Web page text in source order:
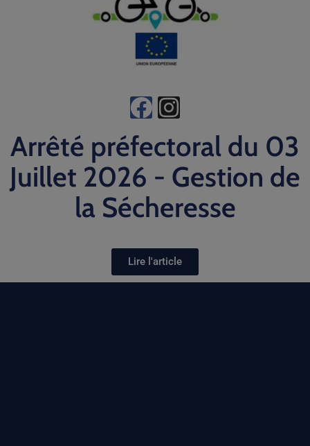
Arrêté préfectoral du 03
Juillet 2026 - Gestion de
la Sécheresse
Lire l'article